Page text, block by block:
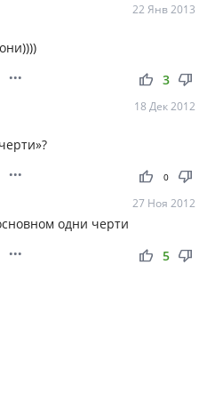
22 Янв 2013
••• thumb_up thumb_down
3
18 Дек 2012
••• thumb_up thumb_down
0
27 Ноя 2012
одни черти
••• thumb_up thumb_down
5